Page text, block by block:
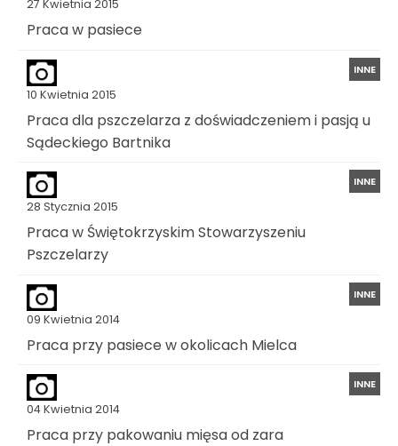
27 Kwietnia 2015
Praca w pasiece
10 Kwietnia 2015
INNE
Praca dla pszczelarza z doświadczeniem i pasją u
Sądeckiego Bartnika
28 Stycznia 2015
INNE
Praca w Świętokrzyskim Stowarzyszeniu
Pszczelarzy
09 Kwietnia 2014
INNE
Praca przy pasiece w okolicach Mielca
04 Kwietnia 2014
INNE
Praca przy pakowaniu mięsa od zara